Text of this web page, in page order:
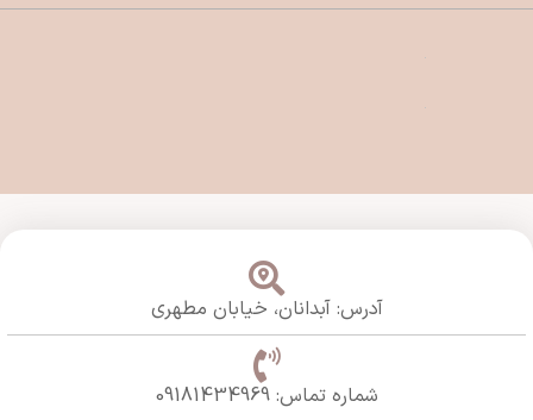
آدرس: آبدانان، خیابان مطهری
شماره تماس: 09181434969